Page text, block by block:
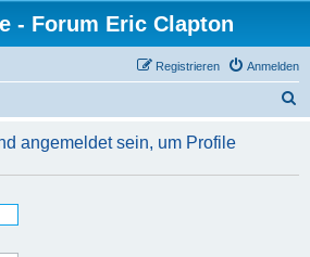
- Forum Eric Clapton
Anmelden
Registrieren
h
angemeldet sein, um Profile